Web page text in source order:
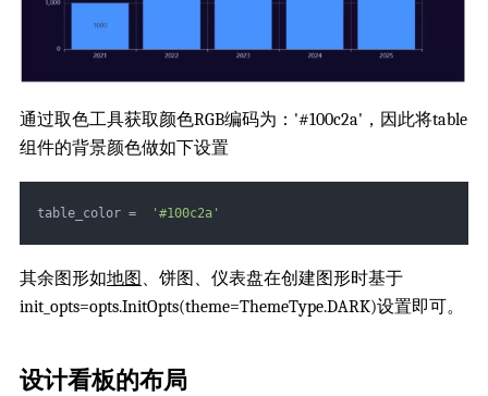
通过取色工具获取颜色RGB编码为：'#100c2a'，因此将table
组件的背景颜色做如下设置
table_color = '#100c2a'
其余图形如地图 、饼图、仪表盘在创建图形时基于
init_opts=opts.InitOpts(theme=ThemeType.DARK)设置即可。
设计看板的布局